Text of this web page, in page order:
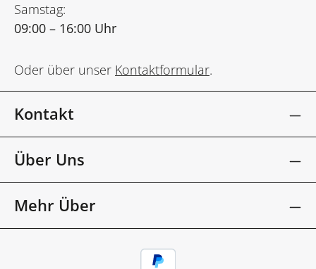
Samstag:
09:00 – 16:00 Uhr
Oder über unser Kontaktformular.
Kontakt
Über Uns
Mehr Über